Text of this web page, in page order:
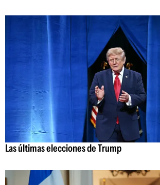
Las últimas elecciones de Trump